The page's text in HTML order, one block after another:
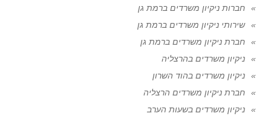
חברות ניקיון משרדים ברמת גן
שירותי ניקיון משרדים ברמת גן
חברת ניקיון משרדים ברמת גן
ניקיון משרדים בהרצליה
ניקיון משרדים בהוד השרון
חברת ניקיון משרדים הרצליה
ניקיון משרדים בשעות הערב